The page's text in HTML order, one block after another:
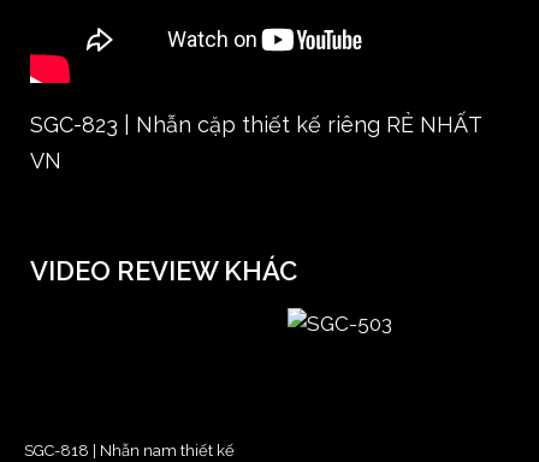
SGC-823 | Nhẫn cặp thiết kế riêng RẺ NHẤT
VN
VIDEO REVIEW KHÁC
SGC-818 | Nhẫn nam thiết kế